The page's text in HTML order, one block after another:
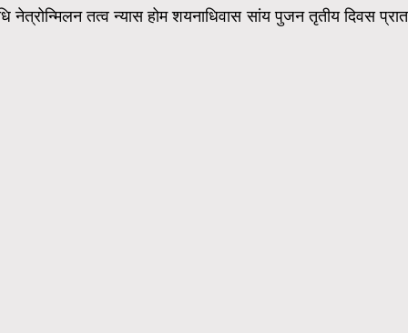
नेत्रोन्मिलन तत्व न्यास होम शयनाधिवास सांय पुजन तृतीय दिवस